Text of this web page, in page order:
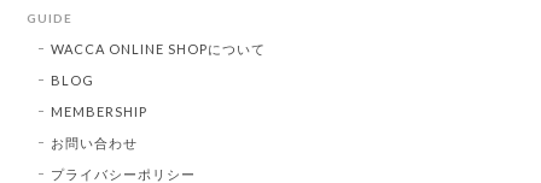
GUIDE
WACCA ONLINE SHOPについて
BLOG
MEMBERSHIP
お問い合わせ
プライバシーポリシー